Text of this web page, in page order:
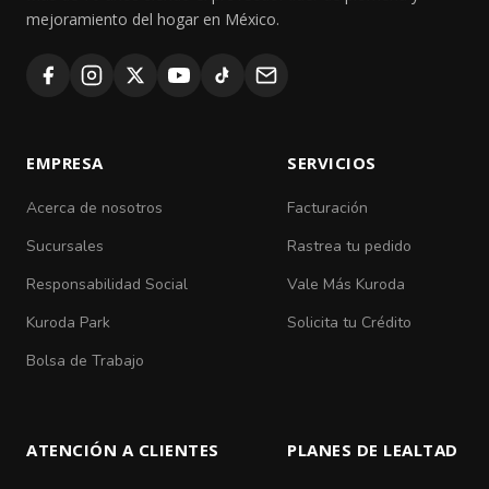
mejoramiento del hogar en México.
EMPRESA
Acerca de nosotros
Sucursales
Responsabilidad Social
Kuroda Park
Bolsa de Trabajo
SERVICIOS
Facturación
Rastrea tu pedido
Vale Más Kuroda
Solicita tu Crédito
ATENCIÓN A CLIENTES PLANES DE LEALTAD